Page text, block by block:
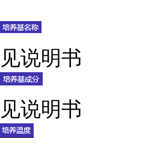
见说明书
见说明书